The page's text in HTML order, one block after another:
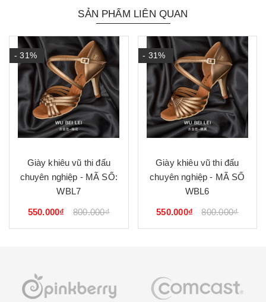
SẢN PHẨM LIÊN QUAN
- 31%
Giày khiêu vũ thi đấu
chuyên nghiệp - MÃ SỐ:
WBL7
550.000₫ 800.000₫
- 31%
Giày khiêu vũ thi đấu
chuyên nghiệp - MÃ SỐ
WBL6
550.000₫ 800.000₫